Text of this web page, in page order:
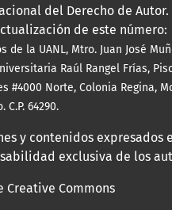
del Derecho de Autor.
de este número:
de la UANL, Mtro. Juan José
Raúl Rangel Frías,
#4000 Norte, Colonia Regina,
C.P. 64290.
y contenidos expresados
exclusiva de los
Creative Commons